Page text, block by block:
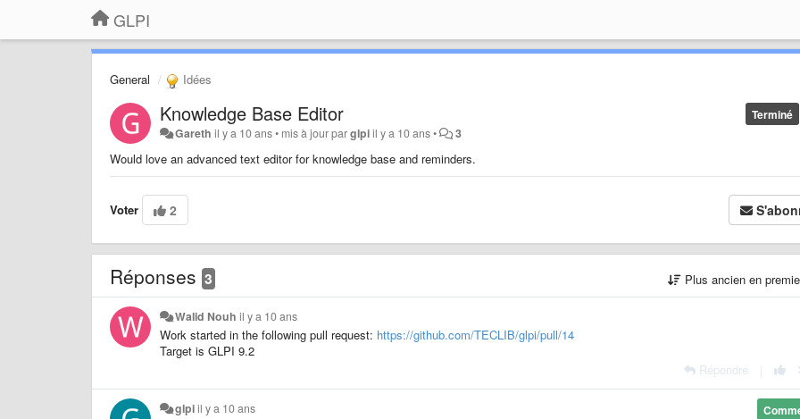
GLPI
General Idées
Terminé
Knowledge Base Editor
Gareth il y a 10 ans• mis à jour parglpiil y a 10 ans• 3
Would love an advanced text editor for knowledge base and reminders.
Voter 2
Réponses 3 Plus ancien en
Walid Nouh il y a 10 ans
Work started in the following pull request: https://github.com/TECLIB/glpi/pull/14
Target is GLPI 9.2
Répondre
glpiil y a 10 ans